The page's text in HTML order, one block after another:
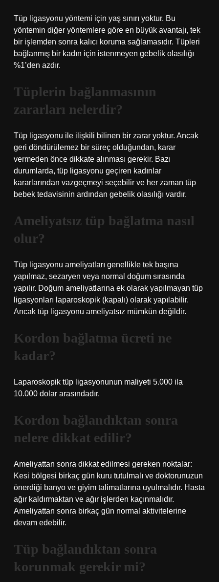
Tüp ligasyonu yöntemi için yaş sınırı yoktur. Bu
yöntemin diğer yöntemlere göre en büyük avantajı, tek
bir işlemden sonra kalıcı koruma sağlamasıdır. Tüpleri
bağlanmış bir kadın için istenmeyen gebelik olasılığı
%1’den azdır.
Tüplerin bağlanmasının
zararları nelerdir?
Tüp ligasyonu ile ilişkili bilinen bir zarar yoktur. Ancak
geri döndürülemez bir süreç olduğundan, karar
vermeden önce dikkate alınması gerekir. Bazı
durumlarda, tüp ligasyonu geçiren kadınlar
kararlarından vazgeçmeyi seçebilir ve her zaman tüp
bebek tedavisinin ardından gebelik olasılığı vardır.
Ameliyatsız tüp bağlatma nasıl
olur?
Tüp ligasyonu ameliyatları genellikle tek başına
yapılmaz, sezaryen veya normal doğum sırasında
yapılır. Doğum ameliyatlarına ek olarak yapılmayan tüp
ligasyonları laparoskopik (kapalı) olarak yapılabilir.
Ancak tüp ligasyonu ameliyatsız mümkün değildir.
Kordon bağlatma ücreti ne
kadar?
Laparoskopik tüp ligasyonunun maliyeti 5.000 ila
10.000 dolar arasındadır.
Kordon bağlandıktan sonra
nelere dikkat edilir?
Ameliyattan sonra dikkat edilmesi gereken noktalar:
Kesi bölgesi birkaç gün kuru tutulmalı ve doktorunuzun
önerdiği banyo ve giyim talimatlarına uyulmalıdır. Hasta
ağır kaldırmaktan ve ağır işlerden kaçınmalıdır.
Ameliyattan sonra birkaç gün normal aktivitelerine
devam edebilir.
Tüp bağlandıktan sonra
korunmak gerekir mi?